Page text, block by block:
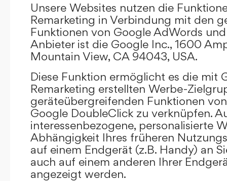
Unsere Websites nutzen die
Remarketing in Verbindung mit den
Funktionen von Google AdWords
Anbieter ist die Google Inc., 1600
Mountain View, CA 94043, USA.
Diese Funktion ermöglicht es die mit
Remarketing erstellten Werbe-
geräteübergreifenden Funktionen
Google DoubleClick zu verknüpfen.
interessenbezogene, personalisierte
Abhängigkeit Ihres früheren
auf einem Endgerät (z.B. Handy) an
auch auf einem anderen Ihrer
angezeigt werden.